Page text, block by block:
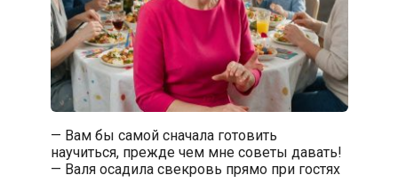
— Вам бы самой сначала готовить
научиться, прежде чем мне советы давать!
— Валя осадила свекровь прямо при гостях